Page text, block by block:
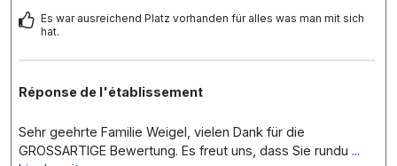
Es war ausreichend Platz vorhanden für alles was man mit sich
hat.
Réponse de l'établissement
Sehr geehrte Familie Weigel, vielen Dank für die
GROSSARTIGE Bewertung. Es freut uns, dass Sie rundu ...